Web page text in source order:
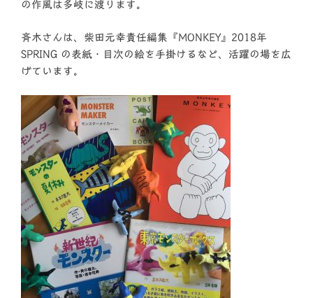
の作風は多岐に渡ります。
斉木さんは、柴田元幸責任編集『MONKEY』2018年
SPRING の表紙・目次の絵を手掛けるなど、活躍の場を広
げています。